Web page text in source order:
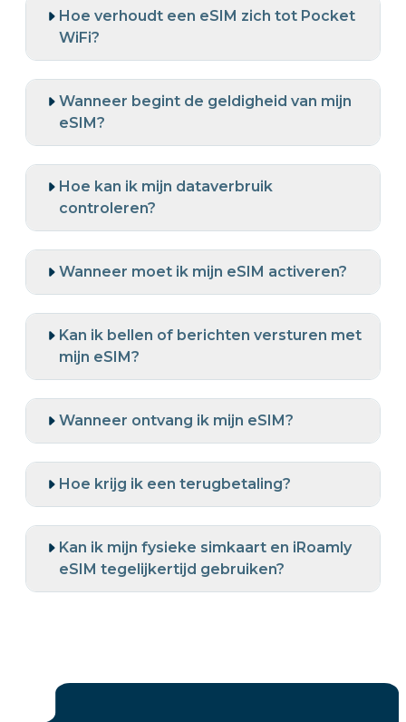
Hoe verhoudt een eSIM zich tot Pocket
WiFi?
Wanneer begint de geldigheid van mijn
eSIM?
Hoe kan ik mijn dataverbruik
controleren?
Wanneer moet ik mijn eSIM activeren?
Kan ik bellen of berichten versturen met
mijn eSIM?
Wanneer ontvang ik mijn eSIM?
Hoe krijg ik een terugbetaling?
Kan ik mijn fysieke simkaart en iRoamly
eSIM tegelijkertijd gebruiken?